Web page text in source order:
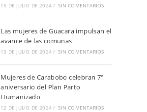
15 DE JULIO DE 2024 / SIN COMENTARIOS
Las mujeres de Guacara impulsan el
avance de las comunas
13 DE JULIO DE 2024 / SIN COMENTARIOS
Mujeres de Carabobo celebran 7°
aniversario del Plan Parto
Humanizado
12 DE JULIO DE 2024 / SIN COMENTARIOS